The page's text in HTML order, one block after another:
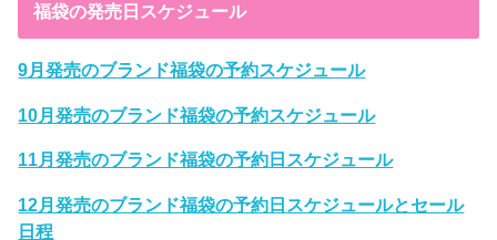
福袋の発売日スケジュール
9月発売のブランド福袋の予約スケジュール
10月発売のブランド福袋の予約スケジュール
11月発売のブランド福袋の予約日スケジュール
12月発売のブランド福袋の予約日スケジュールとセール
日程